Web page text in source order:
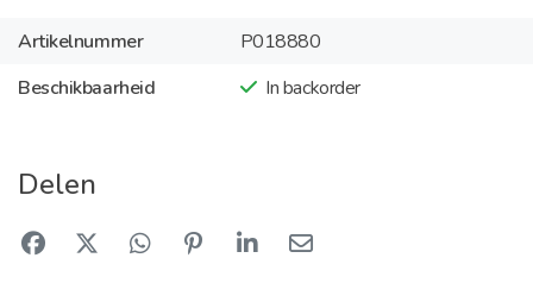
Artikelnummer
P018880
Beschikbaarheid
In backorder
Delen